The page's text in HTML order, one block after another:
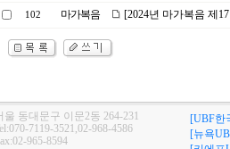
102 마가복음 [2024년 마가복음 제
울 동대문구 이문2동 264-231
7119-3521,02-968-4586
965-8594
[UBF한
[뉴욕